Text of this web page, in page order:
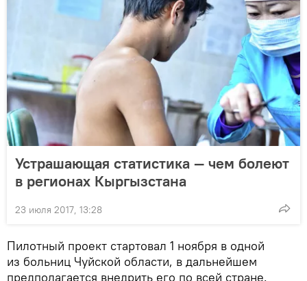
Устрашающая статистика — чем болеют
в регионах Кыргызстана
23 июля 2017, 13:28
Пилотный проект стартовал 1 ноября в одной
из больниц Чуйской области, в дальнейшем
предполагается внедрить его по всей стране.